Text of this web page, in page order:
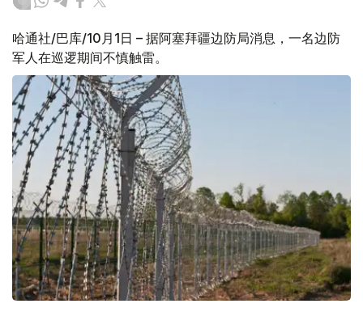
哈通社/巴库/10月1日 – 据阿塞拜疆边防局消息，一名边防
军人在巡逻期间不慎触雷。